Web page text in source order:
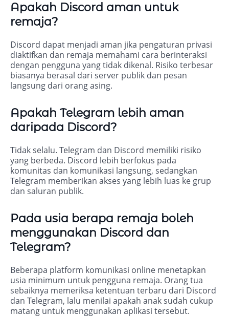
Apakah Discord aman untuk
remaja?
Discord dapat menjadi aman jika pengaturan privasi
diaktifkan dan remaja memahami cara berinteraksi
dengan pengguna yang tidak dikenal. Risiko terbesar
biasanya berasal dari server publik dan pesan
langsung dari orang asing.
Apakah Telegram lebih aman
daripada Discord?
Tidak selalu. Telegram dan Discord memiliki risiko
yang berbeda. Discord lebih berfokus pada
komunitas dan komunikasi langsung, sedangkan
Telegram memberikan akses yang lebih luas ke grup
dan saluran publik.
Pada usia berapa remaja boleh
menggunakan Discord dan
Telegram?
Beberapa platform komunikasi online menetapkan
usia minimum untuk pengguna remaja. Orang tua
sebaiknya memeriksa ketentuan terbaru dari Discord
dan Telegram, lalu menilai apakah anak sudah cukup
matang untuk menggunakan aplikasi tersebut.